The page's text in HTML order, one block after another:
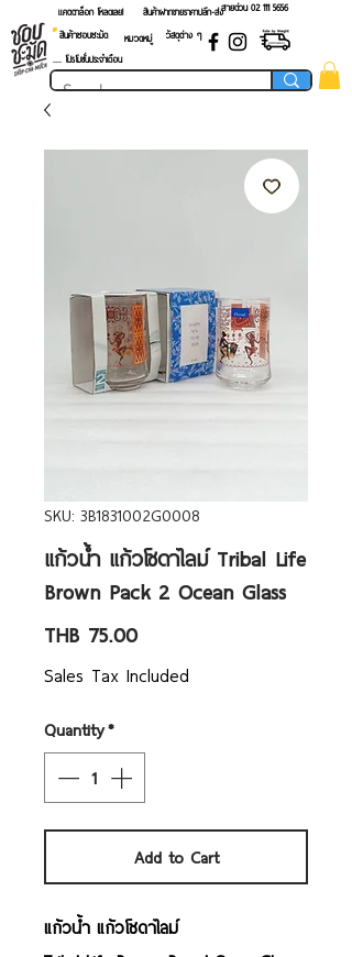
แคตตาล็อก โหลดเลย! สายด่วน 02 ​111 5656
สินค้าฝากขายราคาปลีก-ส่ง
สินค้าชอบชะมัด
หมวดหมู่
วัสดุต่าง ๆ
.... โปรโมชั่นประจำเดือน
SKU: 3B1831002G0008
แก้วน้ำ แก้วโซดาไลม์ Tribal Life
Brown Pack 2 Ocean Glass
THB 75.00Price
Sales Tax Included
Quantity*
Add to Cart
แก้วน้ำ แก้วโซดาไลม์